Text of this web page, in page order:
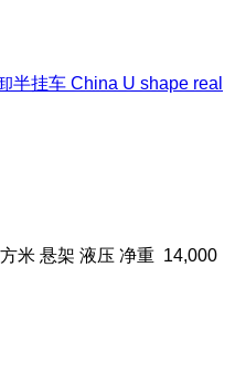
半挂车 China U shape real
米 悬架 液压 净重 14,000